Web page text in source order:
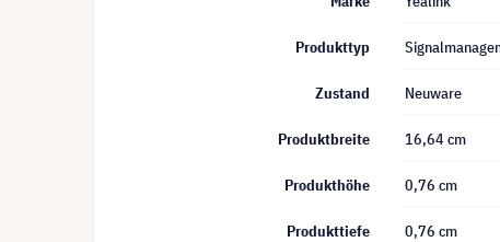
Produkttyp
Zustand Neuware
Produktbreite 16,64 cm
Produkthöhe 0,76 cm
Produkttiefe 0,76 cm